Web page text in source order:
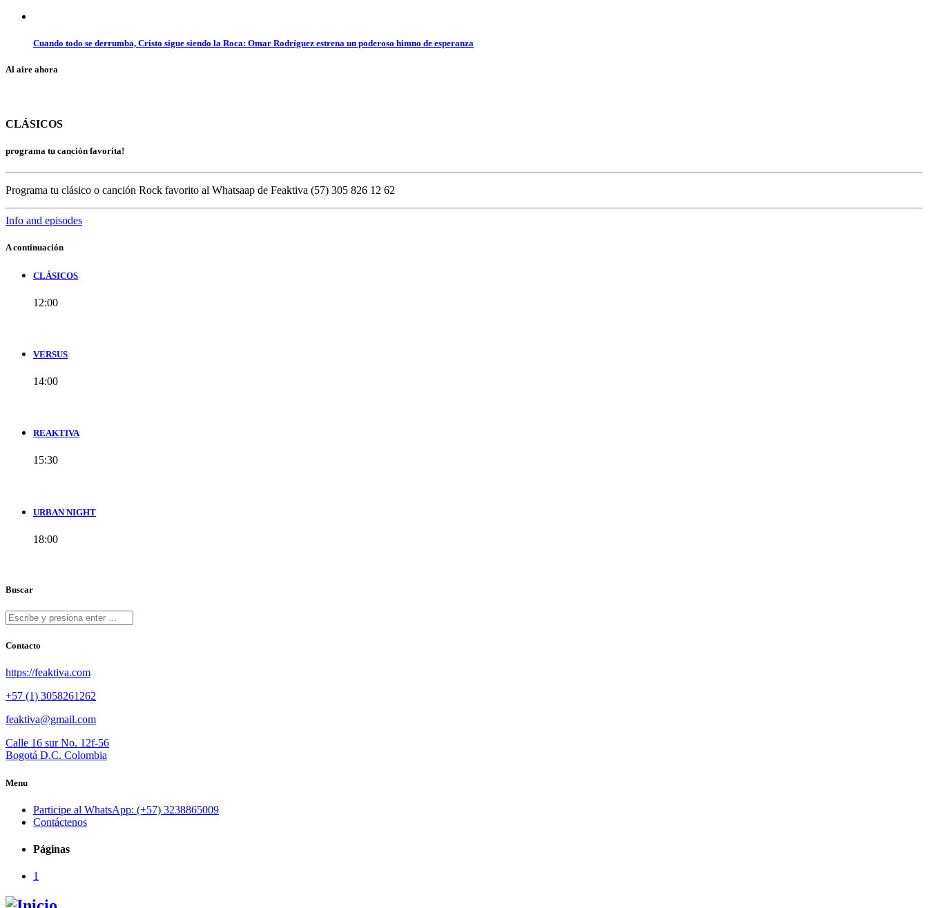
Cuando todo se derrumba, Cristo sigue siendo la Roca: Omar Rodríguez estrena un poderoso himno de esperanza
Al aire ahora
CLÁSICOS
programa tu canción favorita!
Programa tu clásico o canción Rock favorito al Whatsaap de Feaktiva (57) 305 826 12 62
Info and episodes
A continuación
CLÁSICOS
12:00
VERSUS
14:00
REAKTIVA
15:30
URBAN NIGHT
18:00
Buscar
Contacto
https://feaktiva.com
+57 (1) 3058261262
feaktiva@gmail.com
Calle 16 sur No. 12f-56
Bogotá D.C. Colombia
Menu
Participe al WhatsApp: (+57) 3238865009
Contáctenos
Páginas
1